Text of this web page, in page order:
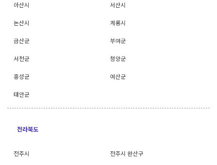
아산시 서산시
논산시 계룡시
금산군 부여군
서천군 청양군
홍성군 예산군
태안군
전라북도
전주시 전주시 완산구